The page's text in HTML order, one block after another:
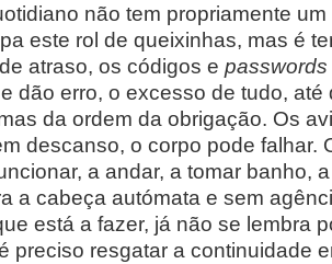
não tem propriamente
este rol de queixinhas, mas é
atraso, os códigos e passwords
dão erro, o excesso de tudo, até
da ordem da obrigação. Os
descanso, o corpo pode falhar.
a andar, a tomar banho,
a cabeça autómata e sem
está a fazer, já não se lembra
preciso resgatar a continuidade